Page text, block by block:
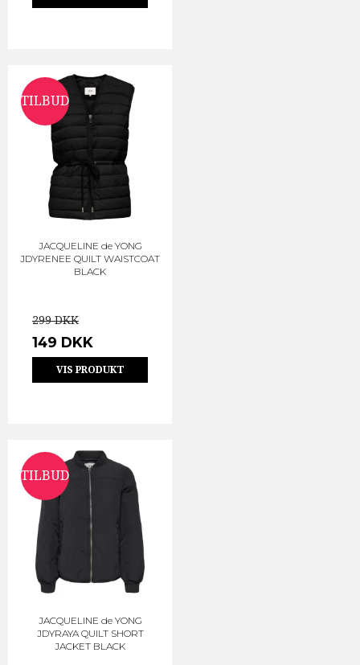
TILBUD
JACQUELINE de YONG
JDYRENEE QUILT WAISTCOAT
BLACK
299 DKK
149 DKK
VIS PRODUKT
TILBUD
JACQUELINE de YONG
JDYRAYA QUILT SHORT
JACKET BLACK